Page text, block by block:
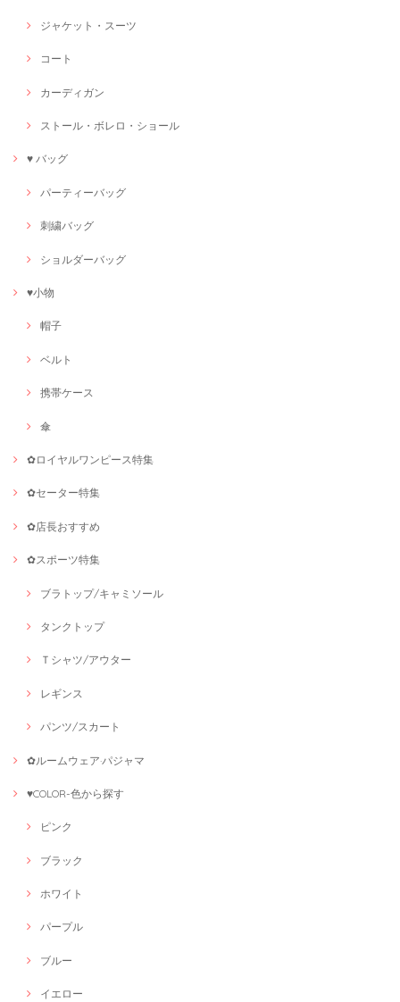
ジャケット・スーツ
コート
カーディガン
ストール・ボレロ・ショール
♥ バッグ
パーティーバッグ
刺繍バッグ
ショルダーバッグ
♥小物
帽子
ベルト
携帯ケース
傘
✿ロイヤルワンピース特集
✿セーター特集
✿店長おすすめ
✿スポーツ特集
ブラトップ/キャミソール
タンクトップ
Ｔシャツ/アウター
レギンス
パンツ/スカート
✿ルームウェア·パジャマ
♥COLOR-色から探す
ピンク
ブラック
ホワイト
パープル
ブルー
イエロー